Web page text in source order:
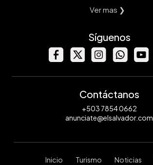
Ver mas ❯
Síguenos
Contáctanos
+503 7854 0662
anunciate@elsalvador.com
Inicio Turismo Noticias